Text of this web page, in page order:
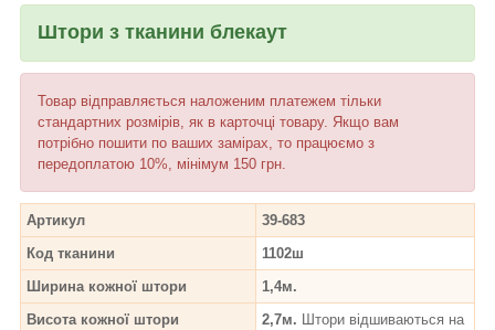
Штори з тканини блекаут
Товар відправляється наложеним платежем тільки
стандартних розмірів, як в карточці товару. Якщо вам
потрібно пошити по ваших замірах, то працюємо з
передоплатою 10%, мінімум 150 грн.
Артикул
39-683
Код тканини
1102ш
Ширина кожної штори
1,4м.
Висота кожної штори
2,7м. Штори відшиваються на